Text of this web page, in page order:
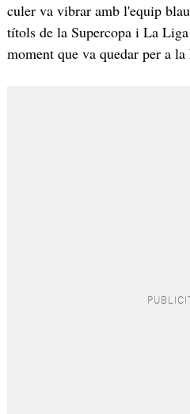
culer va vibrar amb l'equip
títols de la Supercopa i La
moment que va quedar per a